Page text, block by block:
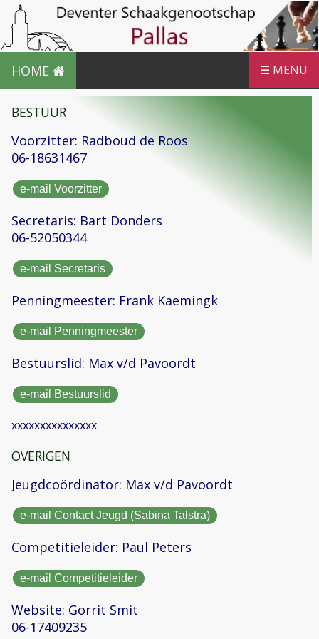
HOME ☰ MENU
BESTUUR
Voorzitter: Radboud de Roos
06-18631467
e-mail Voorzitter
Secretaris: Bart Donders
06-52050344
e-mail Secretaris
Penningmeester: Frank Kaemingk
e-mail Penningmeester
Bestuurslid: Max v/d Pavoordt
e-mail Bestuurslid
xxxxxxxxxxxxxxx
OVERIGEN
Jeugdcoördinator: Max v/d Pavoordt
e-mail Contact Jeugd (Sabina Talstra)
Competitieleider: Paul Peters
e-mail Competitieleider
Website: Gorrit Smit
06-17409235